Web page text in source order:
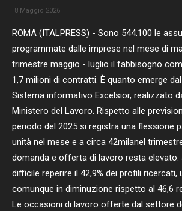
8 Maggio 2026
ROMA (ITALPRESS) - Sono 544.100 le
programmate dalle imprese nel mese di
trimestre maggio - luglio il fabbisogno
1,7 milioni di contratti. È quanto emerge
Sistema informativo Excelsior, realizzato
Ministero del Lavoro. Rispetto alle
periodo del 2025 si registra una flessione
unità nel mese e a circa 42milanel
domanda e offerta di lavoro resta elevato:
difficile reperire il 42,9% dei profili ricercati,
comunque in diminuzione rispetto al 46,6
Le occasioni di lavoro offerte dal settore